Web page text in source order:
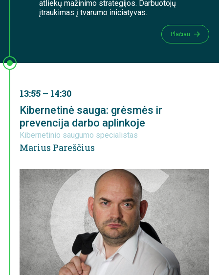
atliekų mažinimo strategijos. Darbuotojų
įtraukimas į tvarumo iniciatyvas.
Plačiau
13:55 – 14:30
Kibernetinė sauga: grėsmės ir
prevencija darbo aplinkoje
Kibernetinio saugumo specialistas
Marius Pareščius